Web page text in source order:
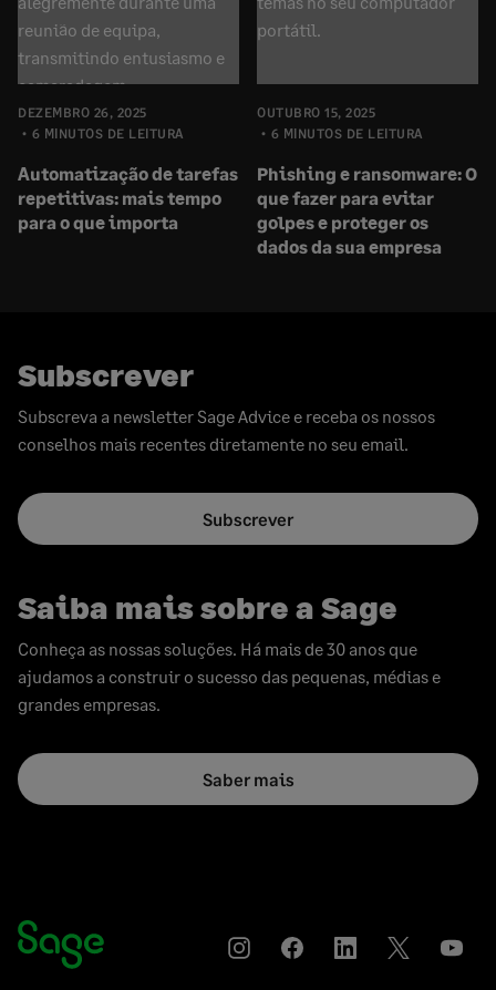
DEZEMBRO 26, 2025
6 MINUTOS DE LEITURA
Automatização de tarefas
repetitivas: mais tempo
para o que importa
OUTUBRO 15, 2025
6 MINUTOS DE LEITURA
Phishing e ransomware: O
que fazer para evitar
golpes e proteger os
dados da sua empresa
Subscrever
Subscreva a newsletter Sage Advice e receba os nossos
conselhos mais recentes diretamente no seu email.
Subscrever
Saiba mais sobre a Sage
Conheça as nossas soluções. Há mais de 30 anos que
ajudamos a construir o sucesso das pequenas, médias e
grandes empresas.
Saber mais
InstagramCompartilharCompartilhar